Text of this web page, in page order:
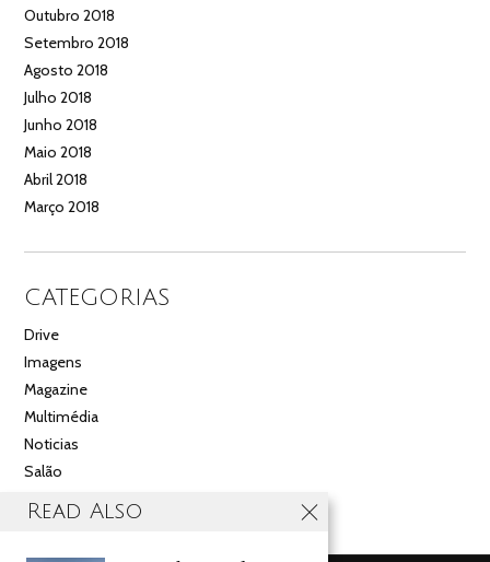
Outubro 2018
Setembro 2018
Agosto 2018
Julho 2018
Junho 2018
Maio 2018
Abril 2018
Março 2018
CATEGORIAS
Drive
Imagens
Magazine
Multimédia
Noticias
Salão
Videos
Read Also